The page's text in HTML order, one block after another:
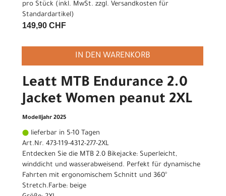
pro Stück (inkl. MwSt. zzgl. Versandkosten für
Standardartikel)
149,90 CHF
IN DEN WARENKORB
Leatt MTB Endurance 2.0
Jacket Women peanut 2XL
Modelljahr 2025
lieferbar in 5-10 Tagen
Art.Nr. 473-119-4312-277-2XL
Entdecken Sie die MTB 2.0 Bikejacke: Superleicht,
winddicht und wasserabweisend. Perfekt für dynamische
Fahrten mit ergonomischem Schnitt und 360°
Stretch.Farbe: beige